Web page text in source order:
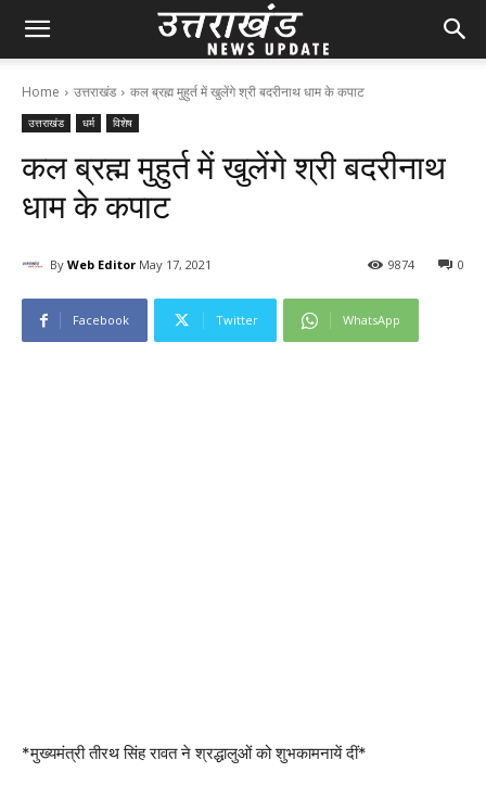
Home उत्तराखंड कल ब्रह्म मुहुर्त में खुलेंगे श्री बदरीनाथ धाम के कपाट
उत्तराखंड धर्म विशेष
कल ब्रह्म मुहुर्त में खुलेंगे श्री बदरीनाथ
धाम के कपाट
By Web Editor May 17, 2021 0
9874
Facebook Twitter WhatsApp
*मुख्यमंत्री तीरथ सिंह रावत ने श्रद्धालुओं को शुभकामनायें दीं*